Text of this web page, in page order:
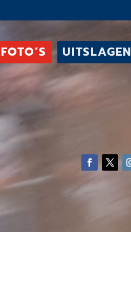
FOTO’S UITSLAGEN